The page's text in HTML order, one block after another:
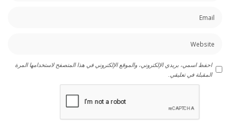
احفظ اسمي، بريدي الإلكتروني، والموقع الإلكتروني في هذا المتصفح لاستخدامها المرة
المقبلة في تعليقي.